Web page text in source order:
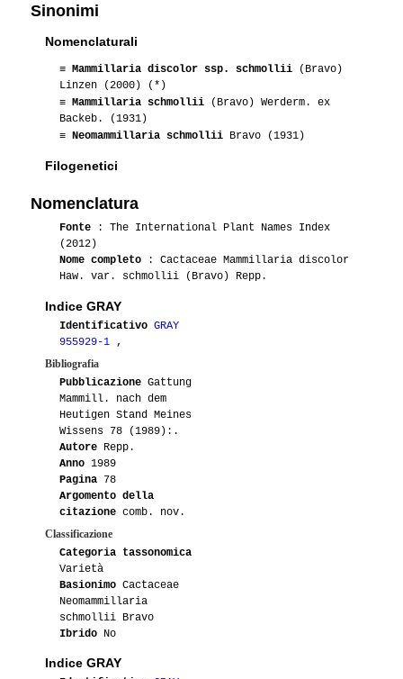
Sinonimi
Nomenclaturali
≡ Mammillaria discolor ssp. schmollii (Bravo)
Linzen (2000) (*)
≡ Mammillaria schmollii (Bravo) Werderm. ex
Backeb. (1931)
≡ Neomammillaria schmollii Bravo (1931)
Filogenetici
Nomenclatura
Fonte : The International Plant Names Index
(2012)
Nome completo : Cactaceae Mammillaria discolor
Haw. var. schmollii (Bravo) Repp.
Indice GRAY
Identificativo GRAY
955929-1
,
Bibliografia
Pubblicazione Gattung
Mammill. nach dem
Heutigen Stand Meines
Wissens 78 (1989):.
Autore Repp.
Anno 1989
Pagina 78
Argomento della
citazione comb. nov.
Classificazione
Categoria tassonomica
Varietà
Basionimo Cactaceae
Neomammillaria
schmollii Bravo
Ibrido No
Indice GRAY